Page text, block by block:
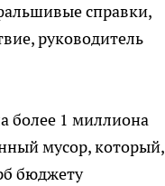
справки,
руководитель
более 1 миллиона
мусор, который,
бюджету